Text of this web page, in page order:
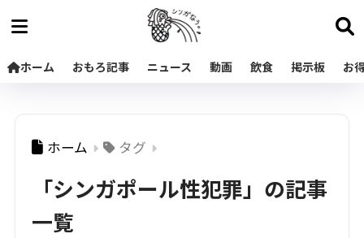
ホーム おもろ記事 ニュース 動画 飲食 掲示板 お
ホーム タグ
「シンガポール性犯罪」の記事
一覧